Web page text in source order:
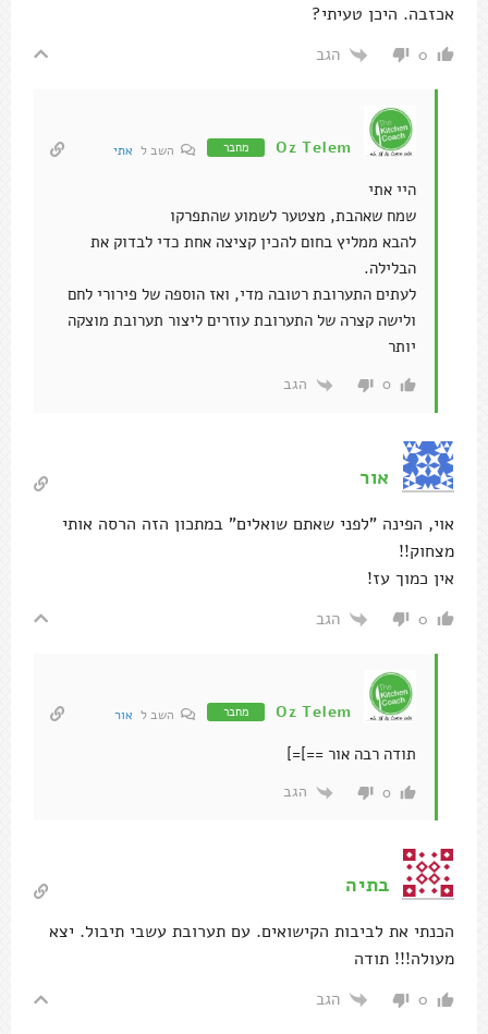
אכזבה. היכן טעיתי?
0 הגב
Oz Telem מחבר השב ל אתי
היי אתי
שמח שאהבת, מצטער לשמוע שהתפרקו
להבא ממליץ בחום להכין קציצה אחת כדי לבדוק את
הבלילה.
לעתים התערובת רטובה מדי, ואז הוספה של פירורי לחם
ולישה קצרה של התערובת עוזרים ליצור תערובת מוצקה
יותר
0 הגב
אור
אוי, הפינה "לפני שאתם שואלים" במתכון הזה הרסה אותי
מצחוק!!
אין כמוך עז!
0 הגב
Oz Telem מחבר השב ל אור
תודה רבה אור ==]=]
0 הגב
בתיה
הכנתי את לביבות הקישואים. עם תערובת עשבי תיבול. יצא
מעולה!!! תודה
0 הגב